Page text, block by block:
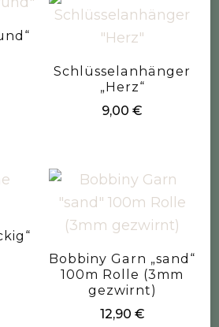
Schlüsselanhänger
„Herz“
9,00€
Bobbiny Garn „sand“
100m Rolle (3mm
gezwirnt)
12,90 €